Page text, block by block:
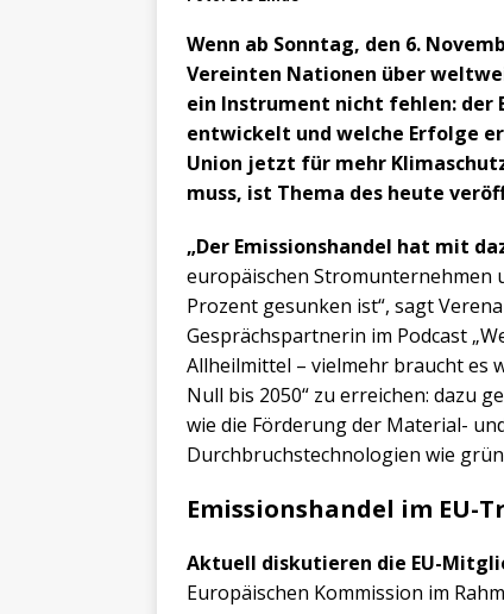
Wenn ab Sonntag, den 6.
Vereinten Nationen über
ein Instrument nicht fehlen: der
entwickelt und welche Erfolge
Union jetzt für mehr
muss, ist Thema des heute
„Der Emissionshandel hat mit
europäischen Stromunternehmen
Prozent gesunken ist“, sagt
Gesprächspartnerin im Podcast
Allheilmittel – vielmehr braucht es
Null bis 2050“ zu erreichen: dazu
wie die Förderung der Material-
Durchbruchstechnologien wie
Emissionshandel im EU-
Aktuell diskutieren die EU-
Europäischen Kommission im